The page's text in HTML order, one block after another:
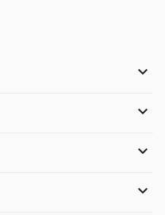
keyboard_arrow_down
keyboard_arrow_down
keyboard_arrow_down
keyboard_arrow_down